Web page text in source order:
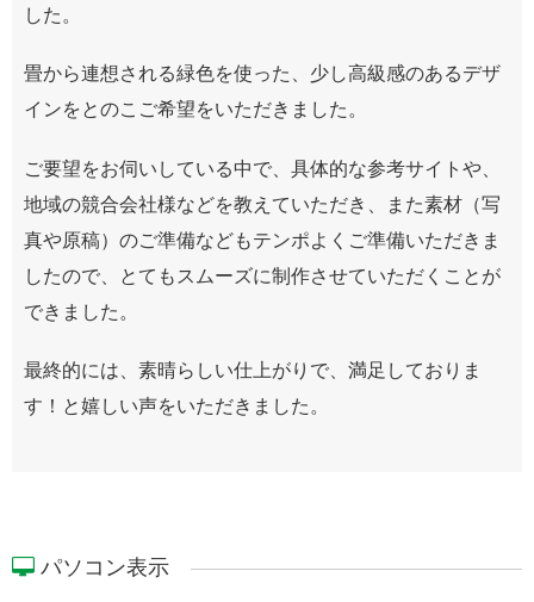
した。
畳から連想される緑色を使った、少し高級感のあるデザ
インをとのこご希望をいただきました。
ご要望をお伺いしている中で、具体的な参考サイトや、
地域の競合会社様などを教えていただき、また素材（写
真や原稿）のご準備などもテンポよくご準備いただきま
したので、とてもスムーズに制作させていただくことが
できました。
最終的には、素晴らしい仕上がりで、満足しておりま
す！と嬉しい声をいただきました。
パソコン表示